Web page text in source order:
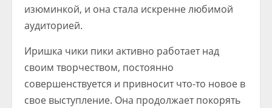
изюминкой, и она стала искренне любимой
аудиторией.
Иришка чики пики активно работает над
своим творчеством, постоянно
совершенствуется и привносит что-то новое в
свое выступление. Она продолжает покорять